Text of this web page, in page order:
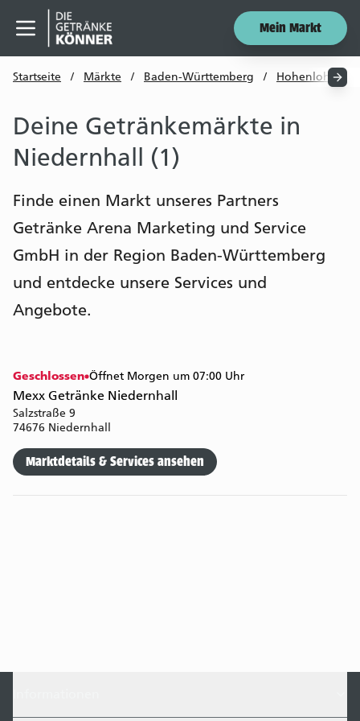
Menü öffnen
Mein Markt
Startseite / Märkte / Baden-Württemberg / Hohenlohekreis
Deine Getränkemärkte in
Niedernhall (1)
Finde einen Markt unseres Partners
Getränke Arena Marketing und Service
GmbH in der Region Baden-Württemberg
und entdecke unsere Services und
Angebote.
Geschlossen Öffnet Morgen um 07:00 Uhr
Mexx Getränke Niedernhall
Salzstraße 9
74676 Niedernhall
Marktdetails & Services ansehen